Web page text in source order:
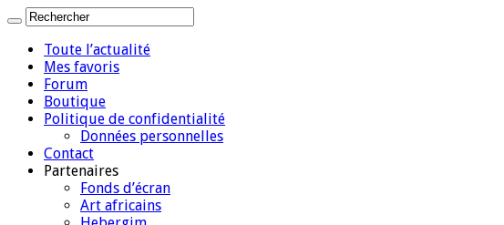
Toute l’actualité
Mes favoris
Forum
Boutique
Politique de confidentialité
Données personnelles
Contact
Partenaires
Fonds d’écran
Art africains